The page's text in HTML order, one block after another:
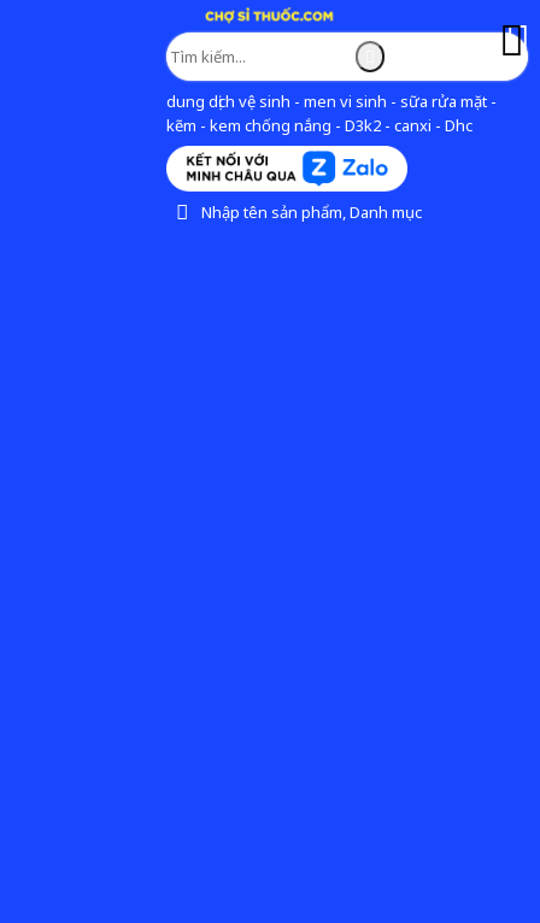
dung dịch vệ sinh - men vi sinh - sữa rửa mặt -
kẽm - kem chống nắng - D3k2 - canxi - Dhc
Nhập tên sản phẩm, Danh mục